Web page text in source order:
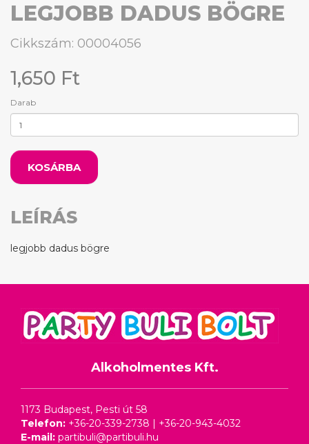
LEGJOBB DADUS BÖGRE
Cikkszám: 00004056
1,650 Ft
Darab
KOSÁRBA
LEÍRÁS
legjobb dadus bögre
Alkoholmentes Kft.
1173 Budapest, Pesti út 58
Telefon: +36-20-339-2738 | +36-20-943-4032
E-mail: partibuli@partibuli.hu